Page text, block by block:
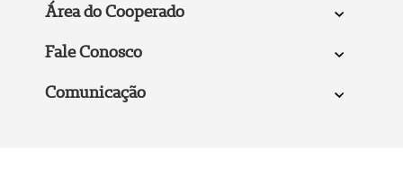
Área do Cooperado
Fale Conosco
Comunicação